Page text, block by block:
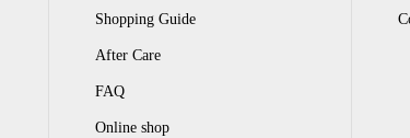
Shopping Guide
After Care
FAQ
Online shop